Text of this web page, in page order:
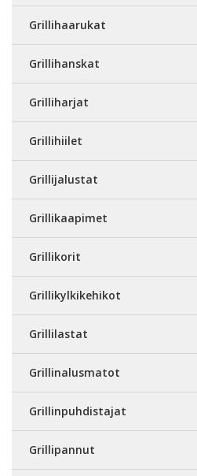
Grillihaarukat
Grillihanskat
Grilliharjat
Grillihiilet
Grillijalustat
Grillikaapimet
Grillikorit
Grillikylkikehikot
Grillilastat
Grillinalusmatot
Grillinpuhdistajat
Grillipannut